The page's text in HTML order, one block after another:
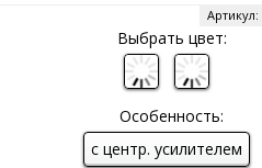
Артикул:
Выбрать цвет:
Особенность:
с центр. усилителем